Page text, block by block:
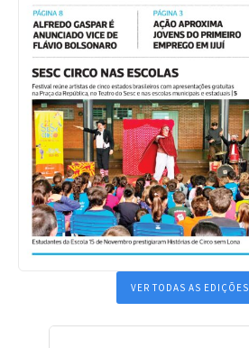
VER TODAS AS EDIÇÕES